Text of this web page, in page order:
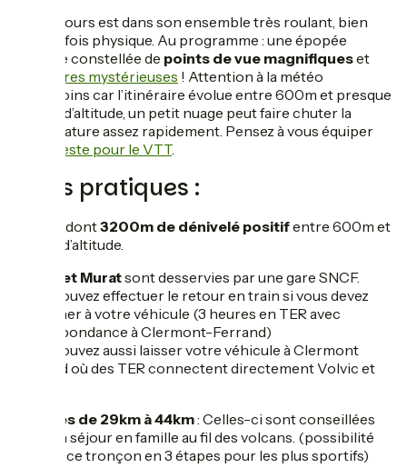
Le parcours est dans son ensemble très roulant, bien
que parfois physique. Au programme : une épopée
sauvage constellée de points de vue magnifiqueset
d’histoires mystérieuses ! Attention à la météo
néanmoins car l’itinéraire évolue entre 600m et presque
1500m d’altitude, un petit nuage peut faire chuter la
température assez rapidement. Pensez à vous équiper
une veste pour le VTT.
Infos pratiques :
dont3200m de dénivelé positifentre 600m et
1450m d’altitude.
Volvic et Muratsont desservies par une gare SNCF.
Vous pouvez effectuer le retour en train si vous devez
retourner à votre véhicule (3 heures en TER avec
correspondance à Clermont-Ferrand)
Vous pouvez aussi laisser votre véhicule à Clermont
Ferrand où des TER connectent directement Volvic et
5 étapes de 29km à 44km: Celles-ci sont conseillées
pour un séjour en famille au fil des volcans. (possibilité
de faire ce tronçon en 3 étapes pour les plus sportifs)